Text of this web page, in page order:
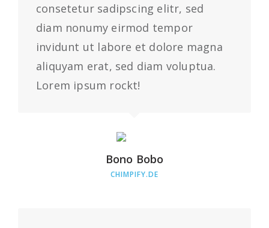
consetetur sadipscing elitr, sed
diam nonumy eirmod tempor
invidunt ut labore et dolore magna
aliquyam erat, sed diam voluptua.
Lorem ipsum rockt!
Bono Bobo
CHIMPIFY.DE